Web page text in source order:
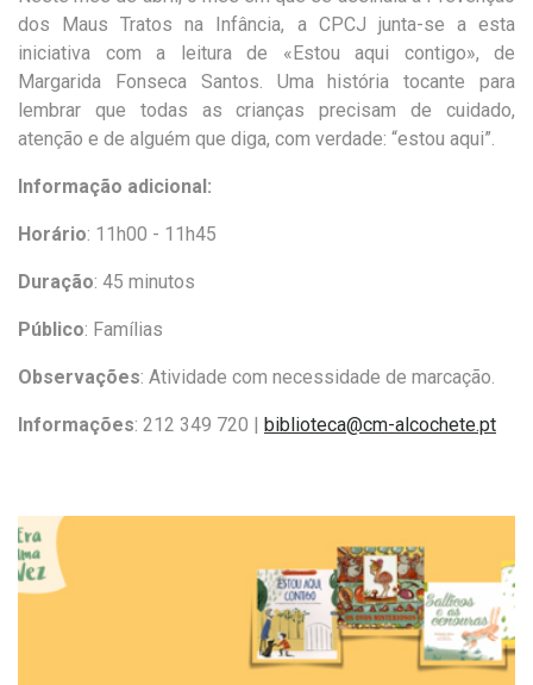
dos
Maus Tratos na Infância, a CPCJ junta-se a esta
iniciativa com a leitura
de «Estou aqui contigo», de
Margarida Fonseca Santos. Uma história tocante para
lembrar que todas as crianças precisam de cuidado,
atenção e de alguém que diga, com verdade: “estou aqui”.
Informação adicional:
Horário: 11h00 - 11h45
Duração: 45 minutos
Público: Famílias
Observações: Atividade com necessidade de marcação.
Informações: 212 349 720 | biblioteca@cm-alcochete.pt